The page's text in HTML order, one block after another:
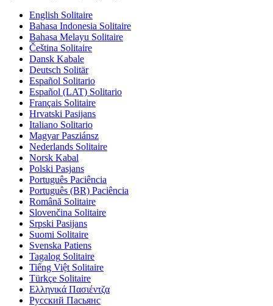
English Solitaire
Bahasa Indonesia Solitaire
Bahasa Melayu Solitaire
Čeština Solitaire
Dansk Kabale
Deutsch Solitär
Español Solitario
Español (LAT) Solitario
Français Solitaire
Hrvatski Pasijans
Italiano Solitario
Magyar Pasziánsz
Nederlands Solitaire
Norsk Kabal
Polski Pasjans
Português Paciência
Português (BR) Paciência
Română Solitaire
Slovenčina Solitaire
Srpski Pasijans
Suomi Solitaire
Svenska Patiens
Tagalog Solitaire
Tiếng Việt Solitaire
Türkçe Solitaire
Ελληνικά Πασιέντζα
Русский Пасьянс